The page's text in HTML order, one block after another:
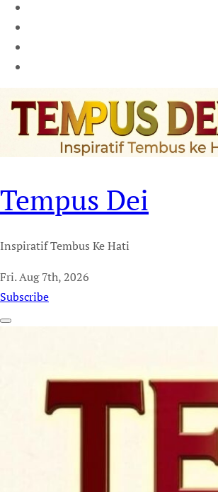
Tempus Dei
Inspiratif Tembus Ke Hati
Fri. Aug 7th, 2026
Subscribe